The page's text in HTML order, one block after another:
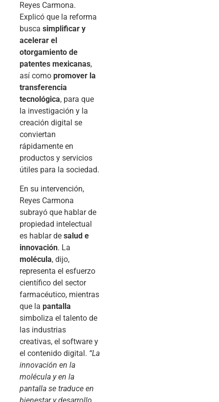
Reyes Carmona.
Explicó que la reforma
busca simplificar y
acelerar el
otorgamiento de
patentes mexicanas,
así como promover la
transferencia
tecnológica, para que
la investigación y la
creación digital se
conviertan
rápidamente en
productos y servicios
útiles para la sociedad.
En su intervención,
Reyes Carmona
subrayó que hablar de
propiedad intelectual
es hablar de salud e
innovación. La
molécula, dijo,
representa el esfuerzo
científico del sector
farmacéutico, mientras
que la pantalla
simboliza el talento de
las industrias
creativas, el software y
el contenido digital. “La
innovación en la
molécula y en la
pantalla se traduce en
bienestar y desarrollo